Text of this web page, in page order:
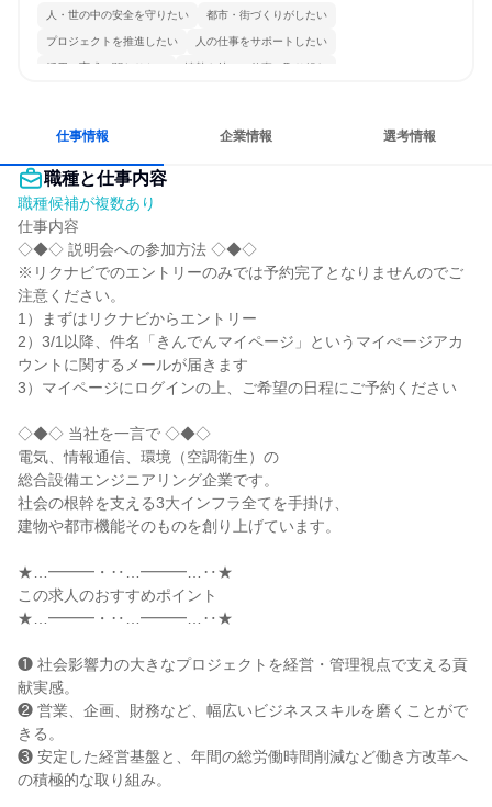
人・世の中の安全を守りたい 都市・街づくりがしたい
プロジェクトを推進したい 人の仕事をサポートしたい
採用・育成に関わりたい 情熱を持って仕事に取り組む
仕事情報 企業情報 選考情報
職種と仕事内容
職種候補が複数あり
仕事内容
◇◆◇ 説明会への参加方法 ◇◆◇
※リクナビでのエントリーのみでは予約完了となりませんのでご
注意ください。
1）まずはリクナビからエントリー
2）3/1以降、件名「きんでんマイページ」というマイぺージアカ
ウントに関するメールが届きます
3）マイページにログインの上、ご希望の日程にご予約ください
◇◆◇ 当社を一言で ◇◆◇
電気、情報通信、環境（空調衛生）の
総合設備エンジニアリング企業です。
社会の根幹を支える3大インフラ全てを手掛け、
建物や都市機能そのものを創り上げています。
★…━━━・‥…━━━…‥★
この求人のおすすめポイント
★…━━━・‥…━━━…‥★
❶ 社会影響力の大きなプロジェクトを経営・管理視点で支える貢
献実感。
❷ 営業、企画、財務など、幅広いビジネススキルを磨くことがで
きる。
❸ 安定した経営基盤と、年間の総労働時間削減など働き方改革へ
の積極的な取り組み。